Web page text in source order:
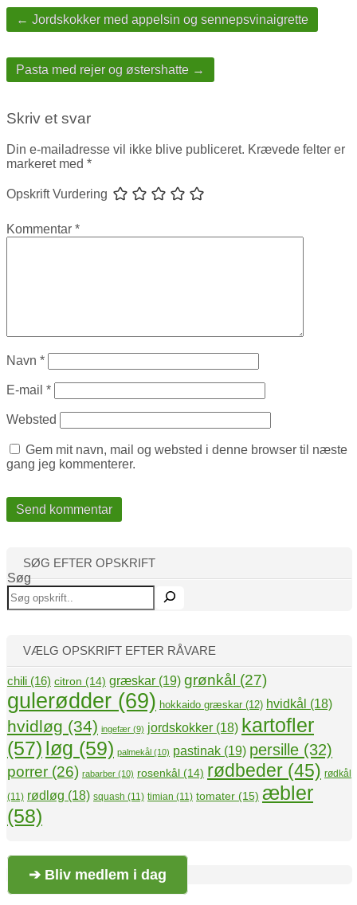
← Jordskokker med appelsin og sennepsvinaigrette
Pasta med rejer og østershatte →
Skriv et svar
Din e-mailadresse vil ikke blive publiceret. Krævede felter er
markeret med *
Opskrift Vurdering
Kommentar *
Navn *
E-mail *
Websted
Gem mit navn, mail og websted i denne browser til næste
gang jeg kommenterer.
SØG EFTER OPSKRIFT
Søg
VÆLG OPSKRIFT EFTER RÅVARE
chili (16) citron (14) græskar (19) grønkål (27)
gulerødder (69) hokkaido græskar (12) hvidkål (18)
hvidløg (34) ingefær (9) jordskokker (18) kartofler
(57) løg (59) palmekål (10) pastinak (19) persille (32)
porrer (26) rabarber (10) rosenkål (14) rødbeder (45) rødkål
(11) rødløg (18) squash (11) timian (11) tomater (15) æbler
(58)
➔ Bliv medlem i dag